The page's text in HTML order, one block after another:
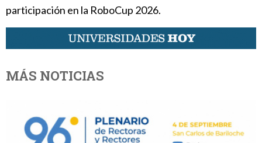
participación en la RoboCup 2026.
MÁS NOTICIAS